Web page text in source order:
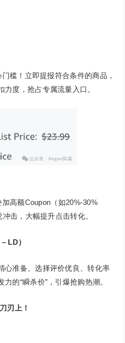
槛！立即提报符合条件的商品，
度，抢占专属流量入口。
高额Coupon（如20%-30%
击，大幅提升点击转化。
LD）
心准备。选择评价优良、转化率
的“瞬杀价”，引爆抢购热潮。
刃上！